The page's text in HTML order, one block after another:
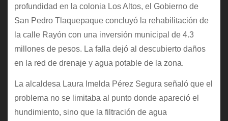
profundidad en la colonia Los Altos, el Gobierno de
San Pedro Tlaquepaque concluyó la rehabilitación de
la calle Rayón con una inversión municipal de 4.3
millones de pesos. La falla dejó al descubierto daños
en la red de drenaje y agua potable de la zona.
La alcaldesa Laura Imelda Pérez Segura señaló que el
problema no se limitaba al punto donde apareció el
hundimiento, sino que la filtración de agua